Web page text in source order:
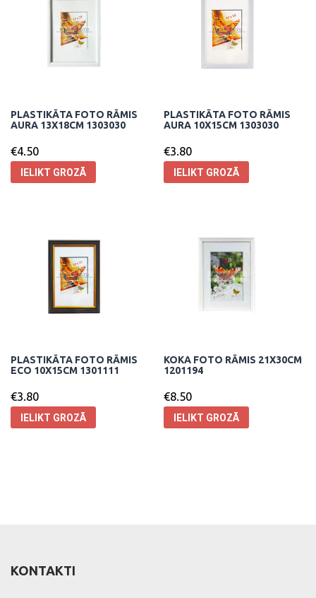
PLASTIKĀTA FOTO RĀMIS
AURA 13X18CM 1303030
€4.50
IELIKT GROZĀ
PLASTIKĀTA FOTO RĀMIS
AURA 10X15CM 1303030
€3.80
IELIKT GROZĀ
PLASTIKĀTA FOTO RĀMIS
ECO 10X15CM 1301111
€3.80
IELIKT GROZĀ
KOKA FOTO RĀMIS 21X30CM
1201194
€8.50
IELIKT GROZĀ
KONTAKTI